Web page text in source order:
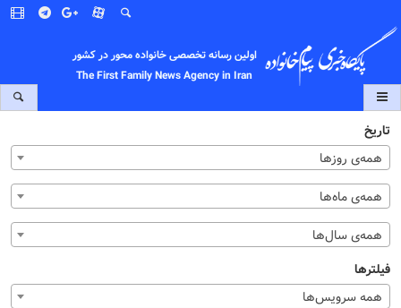
اولین رسانه تخصصی خانواده محور در کشور
The First Family News Agency in Iran
تاریخ
همه‌ی روزها
همه‌ی ماه‌ها
همه‌ی سال‌ها
فیلترها
همه سرویس‌ها